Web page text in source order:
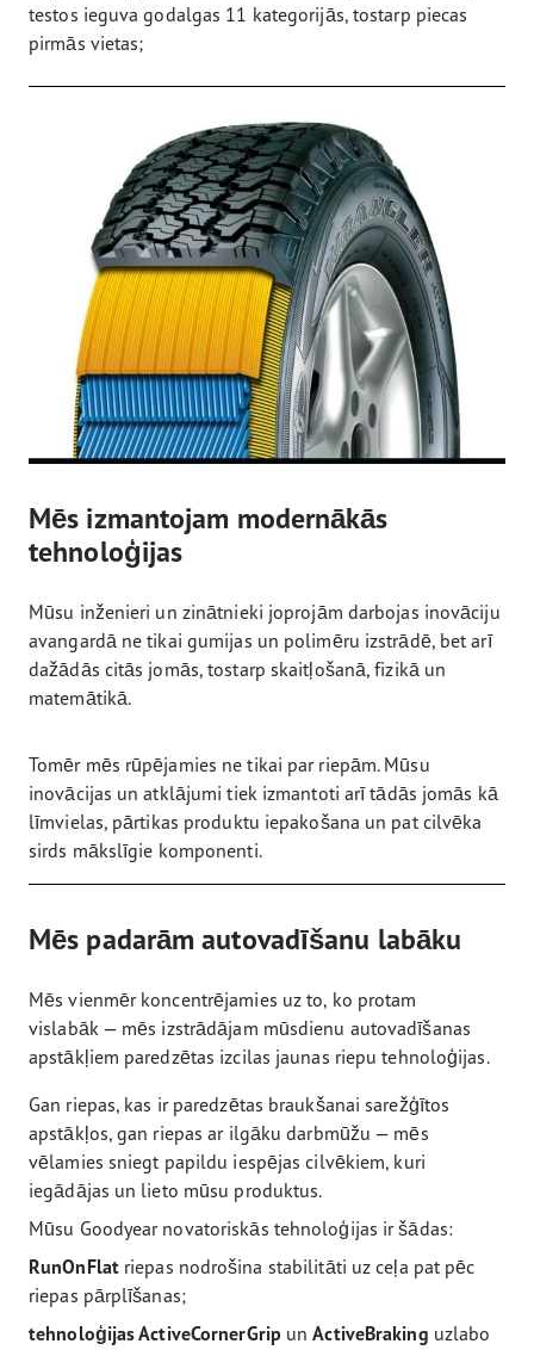
testos ieguva godalgas 11 kategorijās, tostarp piecas
pirmās vietas;
Mēs izmantojam modernākās
tehnoloģijas
Mūsu inženieri un zinātnieki joprojām darbojas inovāciju
avangardā ne tikai gumijas un polimēru izstrādē, bet arī
dažādās citās jomās, tostarp skaitļošanā, fizikā un
matemātikā.
Tomēr mēs rūpējamies ne tikai par riepām. Mūsu
inovācijas un atklājumi tiek izmantoti arī tādās jomās kā
līmvielas, pārtikas produktu iepakošana un pat cilvēka
sirds mākslīgie komponenti.
Mēs padarām autovadīšanu labāku
Mēs vienmēr koncentrējamies uz to, ko protam
vislabāk — mēs izstrādājam mūsdienu autovadīšanas
apstākļiem paredzētas izcilas jaunas riepu tehnoloģijas.
Gan riepas, kas ir paredzētas braukšanai sarežģītos
apstākļos, gan riepas ar ilgāku darbmūžu — mēs
vēlamies sniegt papildu iespējas cilvēkiem, kuri
iegādājas un lieto mūsu produktus.
Mūsu Goodyear novatoriskās tehnoloģijas ir šādas:
RunOnFlat riepas nodrošina stabilitāti uz ceļa pat pēc
riepas pārplīšanas;
tehnoloģijas ActiveCornerGrip unActiveBraking uzlabo